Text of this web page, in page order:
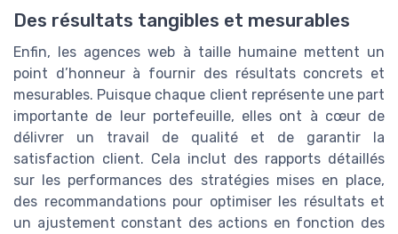
Des résultats tangibles et mesurables
Enfin, les agences web à taille humaine mettent un
point d’honneur à fournir des résultats concrets et
mesurables. Puisque chaque client représente une part
importante de leur portefeuille, elles ont à cœur de
délivrer un travail de qualité et de garantir la
satisfaction client. Cela inclut des rapports détaillés
sur les performances des stratégies mises en place,
des recommandations pour optimiser les résultats et
un ajustement constant des actions en fonction des